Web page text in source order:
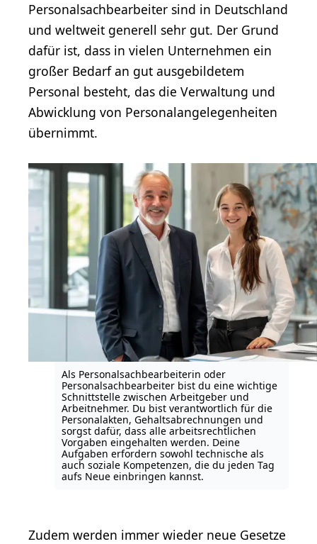
Personalsachbearbeiter sind in Deutschland
und weltweit generell sehr gut. Der Grund
dafür ist, dass in vielen Unternehmen ein
großer Bedarf an gut ausgebildetem
Personal besteht, das die Verwaltung und
Abwicklung von Personalangelegenheiten
übernimmt.
Als Personalsachbearbeiterin oder
Personalsachbearbeiter bist du eine wichtige
Schnittstelle zwischen Arbeitgeber und
Arbeitnehmer. Du bist verantwortlich für die
Personalakten, Gehaltsabrechnungen und
sorgst dafür, dass alle arbeitsrechtlichen
Vorgaben eingehalten werden. Deine
Aufgaben erfordern sowohl technische als
auch soziale Kompetenzen, die du jeden Tag
aufs Neue einbringen kannst.
Zudem werden immer wieder neue Gesetze